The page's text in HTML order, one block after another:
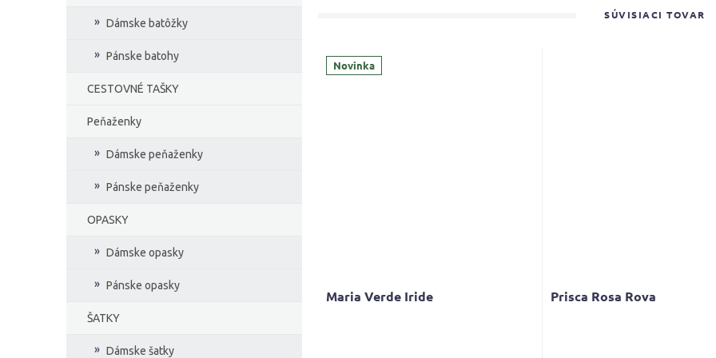
Dámske batôžky
Pánske batohy
CESTOVNÉ TAŠKY
Peňaženky
Dámske peňaženky
Pánske peňaženky
OPASKY
Dámske opasky
Pánske opasky
ŠATKY
Dámske šatky
SÚVISIACI TOVAR
Novinka
Maria Verde Iride Prisca Rosa Rova